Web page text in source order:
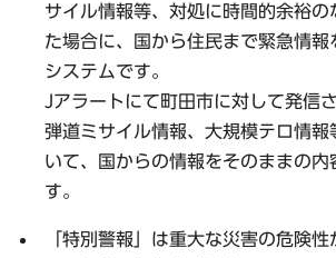
サイル情報等、対処に時間的余裕の
た場合に、国から住民まで緊急情報
システムです。
Jアラートにて町田市に対して発信
弾道ミサイル情報、大規模テロ情報
いて、国からの情報をそのままの内
す。
「特別警報」は重大な災害の危険